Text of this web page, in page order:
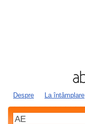
Despre La întâmplare